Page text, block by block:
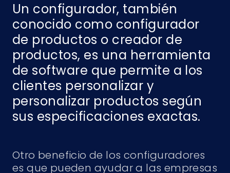
Un configurador, también
conocido como configurador
de productos o creador de
productos, es una herramienta
de software que permite a los
clientes personalizar y
personalizar productos según
sus especificaciones exactas.
Otro beneficio de los configuradores
es que pueden ayudar a las empresas